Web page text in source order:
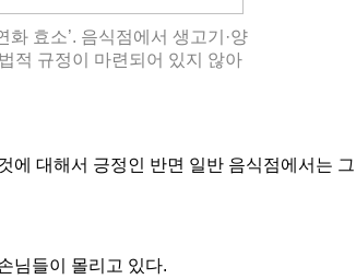
효소’. 음식점에서 생고기·양
적 규정이 마련되어 있지 않아
에 대해서 긍정인 반면 일반 음식점에서는
님들이 몰리고 있다.